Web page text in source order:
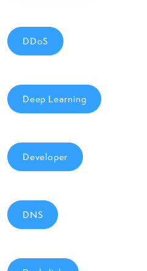
DDoS
Deep Learning
Developer
DNS